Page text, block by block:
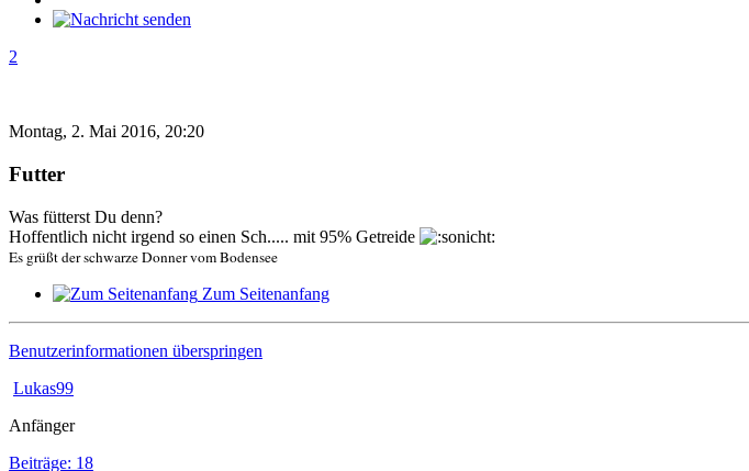
2
Montag, 2. Mai 2016, 20:20
Futter
Was fütterst Du denn?
Hoffentlich nicht irgend so einen Sch..... mit 95% Getreide
Es grüßt der schwarze Donner vom Bodensee
Zum Seitenanfang
Benutzerinformationen überspringen
Lukas99
Anfänger
Beiträge: 18